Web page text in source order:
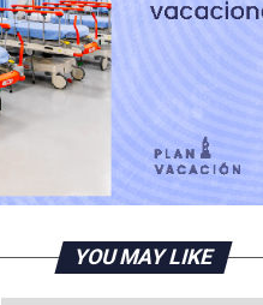
YOU MAY LIKE